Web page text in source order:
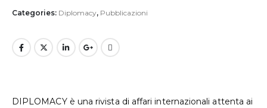
Categories: Diplomacy, Pubblicazioni
DIPLOMACY è una rivista di affari internazionali attenta ai